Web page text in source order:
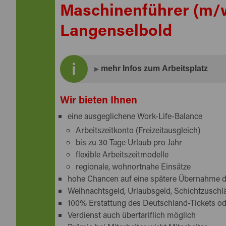
Maschinenführer
Langenselbold
mehr Infos zum Arbeitsplatz
Unser Auftraggeber ist einer der größten
Im Auftrag unseres Kunden suchen wir ab
(m/w/d)in Langenselbold.
Wir bieten Ihnen
eine ausgeglichene Work-Life-Balance
Arbeitszeitkonto (Freizeitausgleich)
bis zu 30 Tage Urlaub pro Jahr
flexible Arbeitszeitmodelle
regionale, wohnortnahe Einsätze
hohe Chancen auf eine spätere Übernahme
Weihnachtsgeld, Urlaubsgeld,
100% Erstattung des Deutschland-Tickets
Verdienst auch übertariflich möglich